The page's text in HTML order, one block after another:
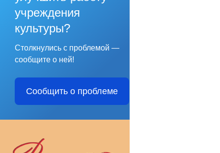
учреждения
культуры?
Столкнулись с проблемой —
сообщите о ней!
Сообщить о проблеме